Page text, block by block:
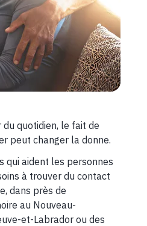
quotidien, le fait de
peut changer la donne.
qui aident les personnes
à trouver du contact
dans près de
au Nouveau-
et-Labrador ou des